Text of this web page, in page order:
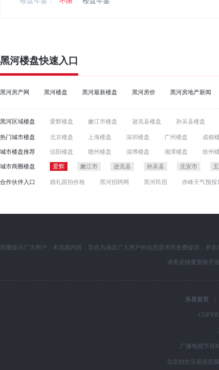
黑河楼盘快速入口
黑河房产网 黑河楼盘 黑河最新楼盘 黑河房价 黑河房地产新闻
黑河区域楼盘 爱辉楼盘 嫩江市楼盘 逊克县楼盘 孙吴县楼盘
热门城市楼盘 北京楼盘 上海楼盘 深圳楼盘 广州楼盘
成都
郑州楼盘
东莞楼盘 青岛楼盘 沈阳楼盘
宁波
济南楼盘
温州楼盘
城市楼盘推荐 信阳楼盘 赣州楼盘 淄博楼盘 湘潭楼盘
徐州
邵阳楼盘
玉林楼盘 保定楼盘 遂宁楼盘
攀枝
城市商圈楼盘 爱辉 嫩江市 逊克县 孙吴县 北安市
合作伙伴入口 婚礼跟拍价格 黑河招聘网 黑河民宿
赤峰天气预报
郑重提示广大用户：本页面内容，旨在为满足广大用户的信息需求而免费提供，并
请务必慎重查验开
乐居首页
广播电视节目
北京怡生乐居信息